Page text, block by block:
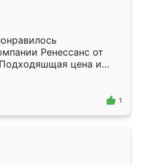
Ренессанс от
цена и
Приехавший
Владислав
эскизу самый
1